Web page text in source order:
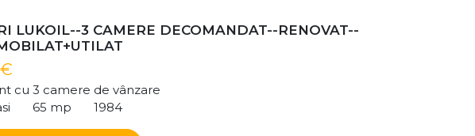
LUKOIL--3 CAMERE DECOMANDAT--RENOVAT--
cu 3 camere de vânzare
65 mp 1984